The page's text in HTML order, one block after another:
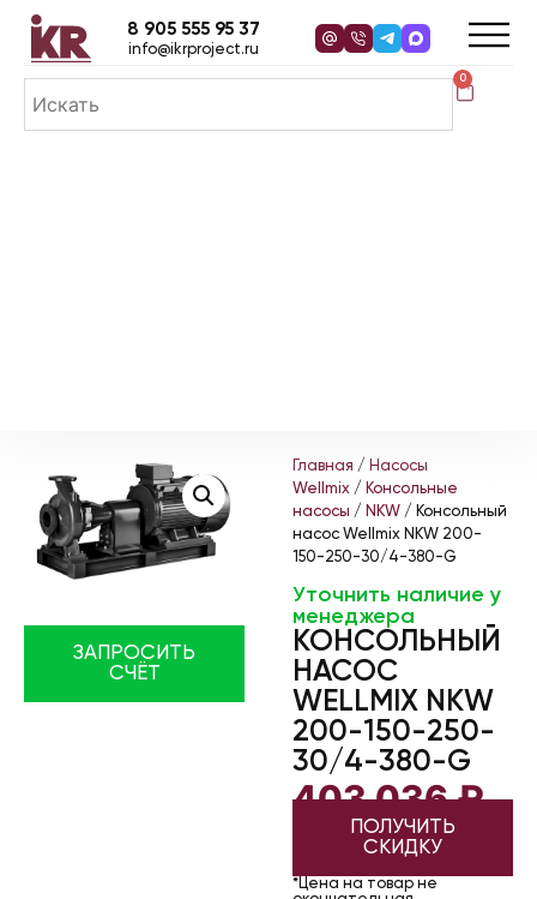
0
8 905 555 95 37
info@ikrproject.ru
ЗАПРОСИТЬ
СЧЁТ
Главная / Насосы
Wellmix / Консольные
насосы / NKW / Консольный
насос Wellmix NKW 200-
150-250-30/4-380-G
Уточнить наличие у
менеджера
КОНСОЛЬНЫЙ
НАСОС
WELLMIX NKW
200-150-250-
30/4-380-G
403 036₽
ПОЛУЧИТЬ
СКИДКУ
*Цена на товар не